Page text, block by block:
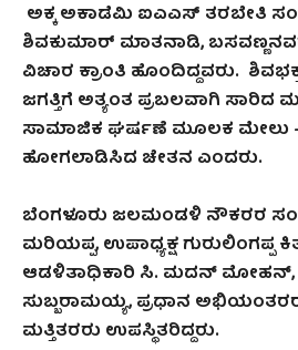
ಅಕ್ಕ ಅಕಾಡೆಮಿ ಐಎಎಸ್ ತರಬೇತಿ
ಶಿವಕುಮಾರ್ ಮಾತನಾಡಿ,
ವಿಚಾರ ಕ್ರಾಂತಿ ಹೊಂದಿದ್ದವರು.
ಜಗತ್ತಿಗೆ ಅತ್ಯಂತ ಪ್ರಬಲವಾಗಿ ಸಾರಿದ
ಸಾಮಾಜಿಕ ಘರ್ಷಣೆ ಮೂಲಕ ಮೇಲು –
ಹೋಗಲಾಡಿಸಿದ ಚೇತನ ಎಂದರು.
ಬೆಂಗಳೂರು ಜಲಮಂಡಳಿ ನೌಕರರ
ಮರಿಯಪ್ಪ,ಉಪಾಧ್ಯಕ್ಷ ಗುರುಲಿಂಗಪ್ಪ
ಆಡಳಿತಾಧಿಕಾರಿ ಸಿ. ಮದನ್ ಮೋಹನ್,
ಸುಬ್ಬರಾಮಯ್ಯ,ಪ್ರಧಾನ
ಮತ್ತಿತರರು ಉಪಸ್ಥಿತರಿದ್ದರು.